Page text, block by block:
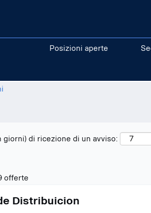
Posizioni aperte
giorni) di ricezione di un avviso:
offerte
ricerca
Distribuicion